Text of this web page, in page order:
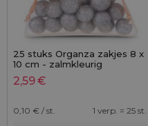
25 stuks Organza zakjes 8 x
10 cm - zalmkleurig
2,59€
0,10 € / st. 1 verp. = 25 st.